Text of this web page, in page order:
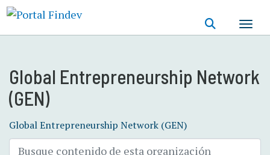
Global Entrepreneurship Network
(GEN)
Global Entrepreneurship Network (GEN)